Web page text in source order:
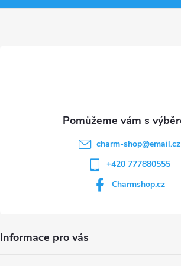
charm-shop@email.cz
+420 777880555
Charmshop.cz
Informace pro vás